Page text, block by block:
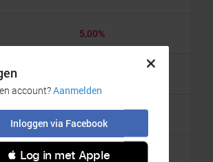
5,00%
10,00%
6,00%